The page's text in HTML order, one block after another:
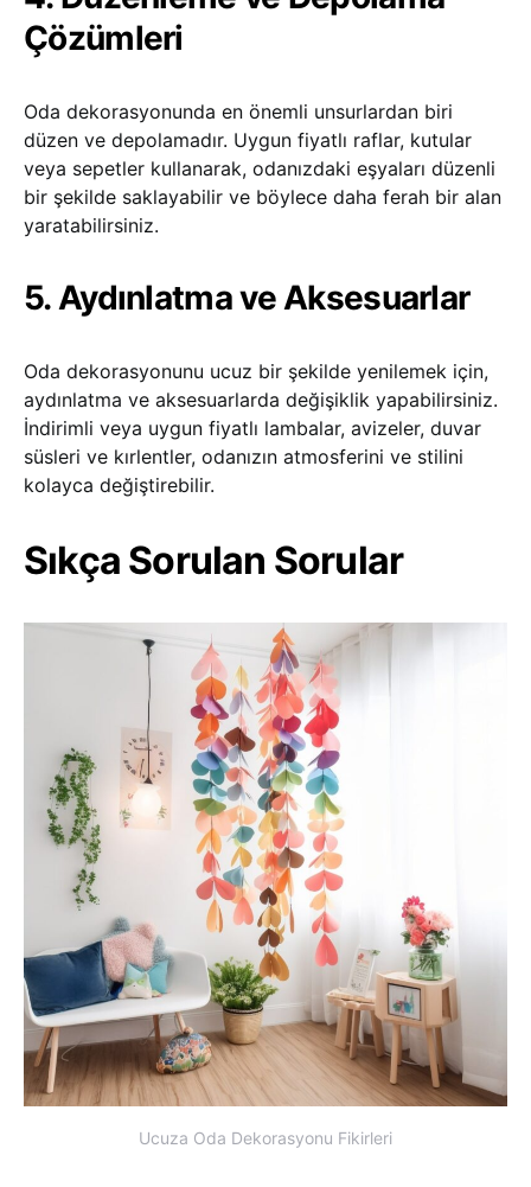
Çözümleri
Oda dekorasyonunda en önemli unsurlardan biri
düzen ve depolamadır. Uygun fiyatlı raflar, kutular
veya sepetler kullanarak, odanızdaki eşyaları düzenli
bir şekilde saklayabilir ve böylece daha ferah bir alan
yaratabilirsiniz.
5. Aydınlatma ve Aksesuarlar
Oda dekorasyonunu ucuz bir şekilde yenilemek için,
aydınlatma ve aksesuarlarda değişiklik yapabilirsiniz.
İndirimli veya uygun fiyatlı lambalar, avizeler, duvar
süsleri ve kırlentler, odanızın atmosferini ve stilini
kolayca değiştirebilir.
Sıkça Sorulan Sorular
Ucuza Oda Dekorasyonu Fikirleri